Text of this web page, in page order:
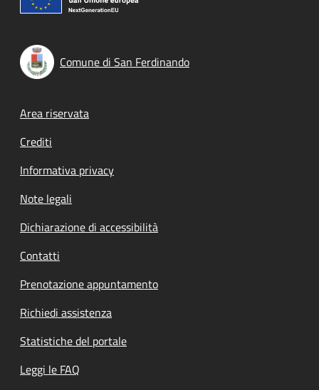
Comune di San Ferdinando
Footer menu
Area riservata
Crediti
Informativa privacy
Note legali
Dichiarazione di accessibilità
Contatti
Prenotazione appuntamento
Richiedi assistenza
Statistiche del portale
Leggi le FAQ